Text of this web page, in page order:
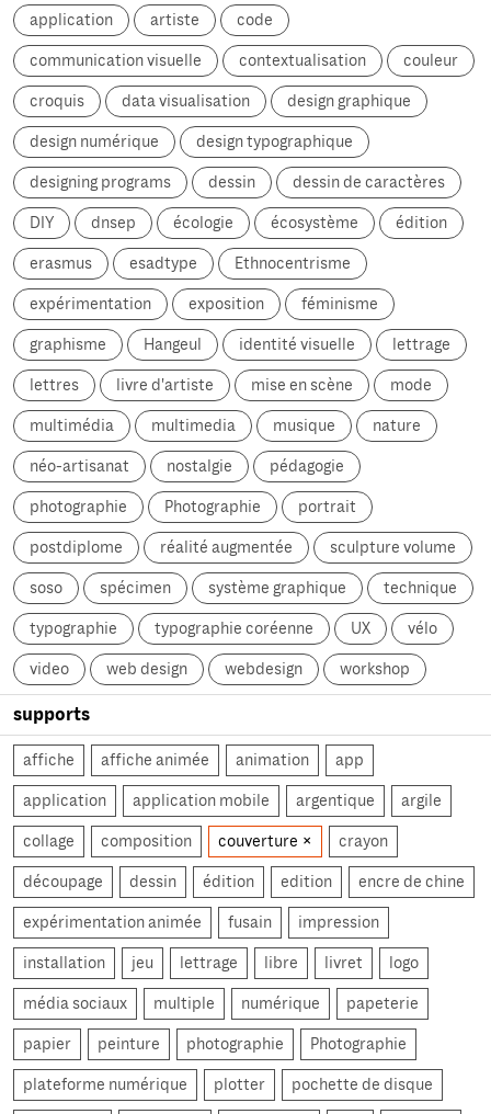
application artiste code
communication visuelle contextualisation couleur
croquis data visualisation design graphique
design numérique design typographique
designing programs dessin dessin de caractères
DIY dnsep écologie écosystème édition
erasmus esadtype Ethnocentrisme
expérimentation exposition féminisme
graphisme Hangeul identité visuelle lettrage
lettres livre d'artiste mise en scène mode
multimédia multimedia musique nature
néo-artisanat nostalgie pédagogie
photographie Photographie portrait
postdiplome réalité augmentée sculpture volume
soso spécimen système graphique technique
typographie typographie coréenne UX vélo
video web design webdesign workshop
supports
affiche affiche animée animation app
application application mobile argentique argile
collage composition couverture crayon
découpage dessin édition edition encre de chine
expérimentation animée fusain impression
installation jeu lettrage libre livret logo
média sociaux multiple numérique papeterie
papier peinture photographie Photographie
plateforme numérique plotter pochette de disque